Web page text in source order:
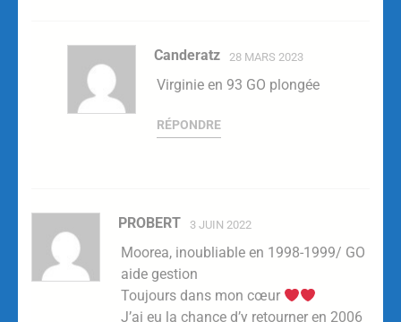
Canderatz 28 MARS 2023
Virginie en 93 GO plongée
RÉPONDRE
PROBERT 3 JUIN 2022
Moorea, inoubliable en 1998-1999/ GO
aide gestion
Toujours dans mon cœur
J’ai eu la chance d’y retourner en 2006